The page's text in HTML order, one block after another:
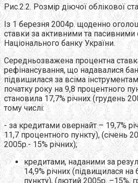
Рис.2.2. Розмір діючої облікової
Із 1 березня 2004р. щоденно
ставки за активними та пасивними
Національного банку України.
Середньозважена процентна
рефінансування, що надавалися
підвишилася за всіма
початку року на 9,8 процентного
становила 17,7% річних (грудень
тому числі:
- за кредитами овернайт – 19,7%
11,7 процентного пункту), (січень
2005р.- 15% річних);
кредитами, наданими за
14,9% річних (підвищилася на
пункту), (лютий 2005р. –15%,